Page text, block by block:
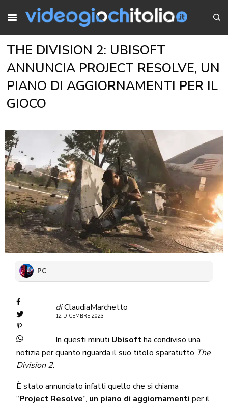
THE DIVISION 2: UBISOFT
ANNUNCIA PROJECT RESOLVE, UN
PIANO DI AGGIORNAMENTI PER IL
GIOCO
PC
diClaudiaMarchetto
12 DICEMBRE 2023
In questi minuti Ubisoftha condiviso una
notizia per quanto riguarda il suo titolo sparatutto The
Division 2.
È stato annunciato infatti quello che si chiama
“Project Resolve“, un piano di aggiornamenti per il